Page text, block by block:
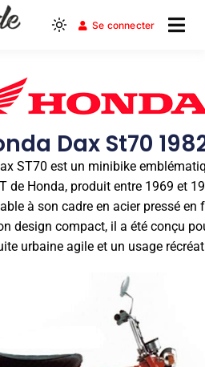
Le Club Moto du Var Est
Se connecter
Dax St70
ST70 est un minibike
de Honda, produit entre 1969 et
à son cadre en acier pressé en
design compact, il a été conçu
urbaine agile et un usage